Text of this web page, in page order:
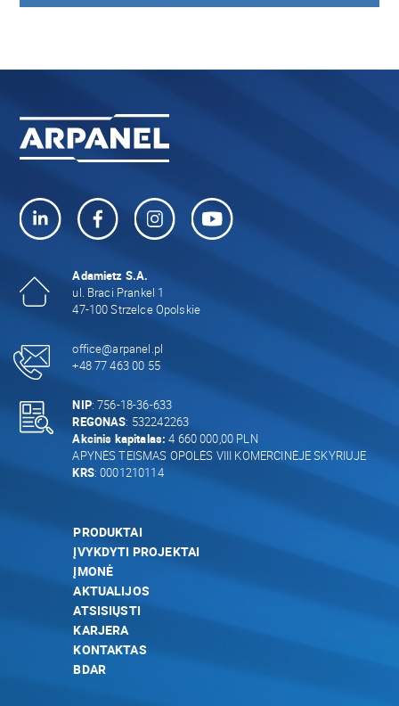
Adamietz S.A.
ul. Braci Prankel 1
47-100 Strzelce Opolskie
office@arpanel.pl
+48 77 463 00 55
NIP: 756-18-36-633
REGONAS: 532242263
Akcinis kapitalas: 4 660 000,00 PLN
APYNĖS TEISMAS OPOLĖS VIII KOMERCINĖJE SKYRIUJE
KRS: 0001210114
PRODUKTAI
ĮVYKDYTI PROJEKTAI
ĮMONĖ
AKTUALIJOS
ATSISIŲSTI
KARJERA
KONTAKTAS
BDAR